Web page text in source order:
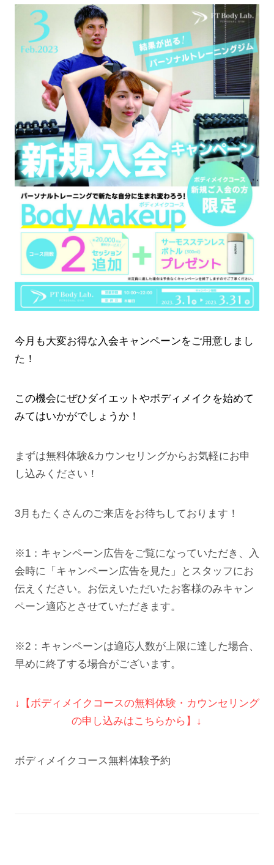
今月も大変お得な入会キャンペーンをご用意しまし
た！
この機会にぜひダイエットやボディメイクを始めて
みてはいかがでしょうか！
まずは無料体験&カウンセリングからお気軽にお申
し込みください！
3月もたくさんのご来店をお待ちしております！
※1：キャンペーン広告をご覧になっていただき、入
会時に「キャンペーン広告を見た」とスタッフにお
伝えください。お伝えいただいたお客様のみキャン
ペーン適応とさせていただきます。
※2：キャンペーンは適応人数が上限に達した場合、
早めに終了する場合がございます。
↓【ボディメイクコースの無料体験・カウンセリング
の申し込みはこちらから】↓
ボディメイクコース無料体験予約